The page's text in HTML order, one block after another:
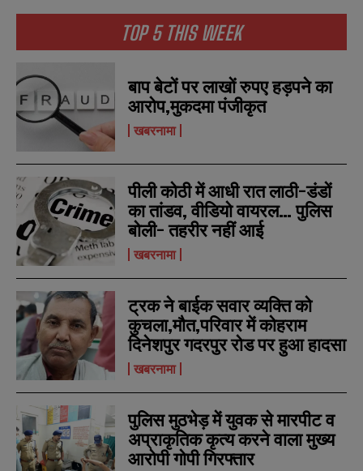
a
u
e
r
s
SUBMIT
a
u
e
r
s
SUBMIT
TOP 5 THIS WEEK
बाप बेटों पर लाखों रुपए हड़पने का
आरोप,मुकदमा पंजीकृत
खबरनामा
पीली कोठी में आधी रात लाठी-डंडों
का तांडव, वीडियो वायरल… पुलिस
बोली- तहरीर नहीं आई
खबरनामा
ट्रक ने बाईक सवार व्यक्ति को
कुचला,मौत,परिवार में कोहराम
दिनेशपुर गदरपुर रोड पर हुआ हादसा
खबरनामा
पुलिस मुठभेड़ में युवक से मारपीट व
अप्राकृतिक कृत्य करने वाला मुख्य
आरोपी गोपी गिरफ्तार